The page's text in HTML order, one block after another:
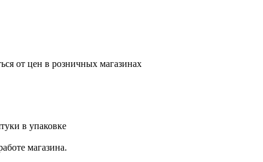
от цен в розничных магазинах
в упаковке
магазина.